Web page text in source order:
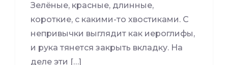
Зелёные, красные, длинные,
короткие, с какими-то хвостиками. С
непривычки выглядит как иероглифы,
и рука тянется закрыть вкладку. На
деле эти […]